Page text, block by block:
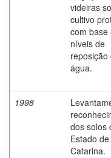
videiras
cultivo
com base
níveis de
reposição
água.
1998
dos solos
Estado
Catarina.